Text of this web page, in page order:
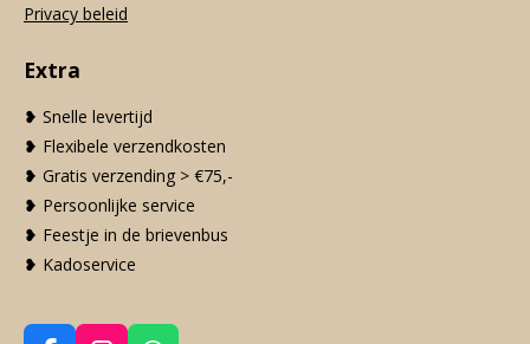
Privacy beleid
Extra
❥ Snelle levertijd
❥ Flexibele verzendkosten
❥ Gratis verzending > €75,-
❥ Persoonlijke service
❥ Feestje in de brievenbus
❥ Kadoservice